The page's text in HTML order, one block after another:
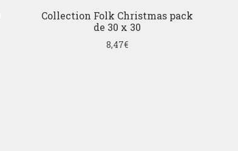
Collection Folk Christmas pack
de 30 x 30
8,47€